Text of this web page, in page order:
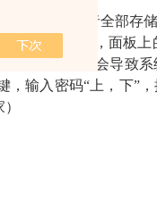
来清当前或者全部存
器进行报警，面板
时，肯定会导致
输入密码“上，下”